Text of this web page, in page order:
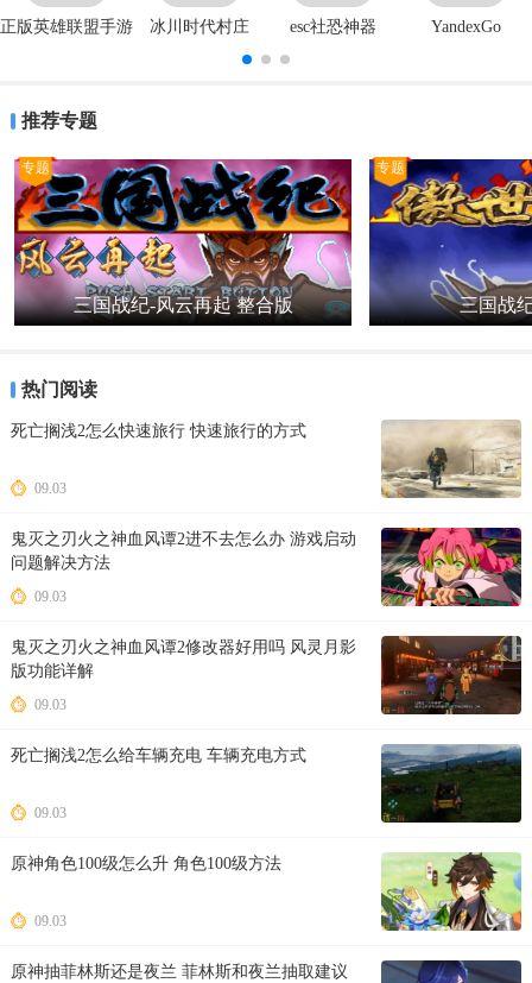
正版英雄联盟手游
冰川时代村庄 esc社恐神器 YandexGo
推荐专题
专题
三国战纪-风云再起 整合版
专题
三国战
热门阅读
死亡搁浅2怎么快速旅行 快速旅行的方式
09.03
鬼灭之刃火之神血风谭2进不去怎么办 游戏启动
问题解决方法
09.03
鬼灭之刃火之神血风谭2修改器好用吗 风灵月影
版功能详解
09.03
死亡搁浅2怎么给车辆充电 车辆充电方式
09.03
原神角色100级怎么升 角色100级方法
09.03
原神抽菲林斯还是夜兰 菲林斯和夜兰抽取建议